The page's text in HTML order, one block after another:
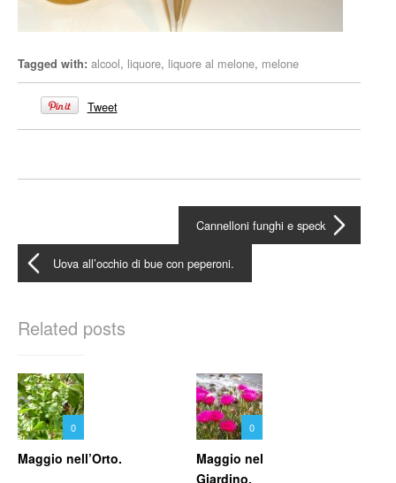
Tagged with: alcool, liquore, liquore al melone, melone
Tweet
Cannelloni funghi e speck
Uova all’occhio di bue con peperoni.
Related posts
0
Maggio nell’Orto.
0
Maggio nel
Giardino.